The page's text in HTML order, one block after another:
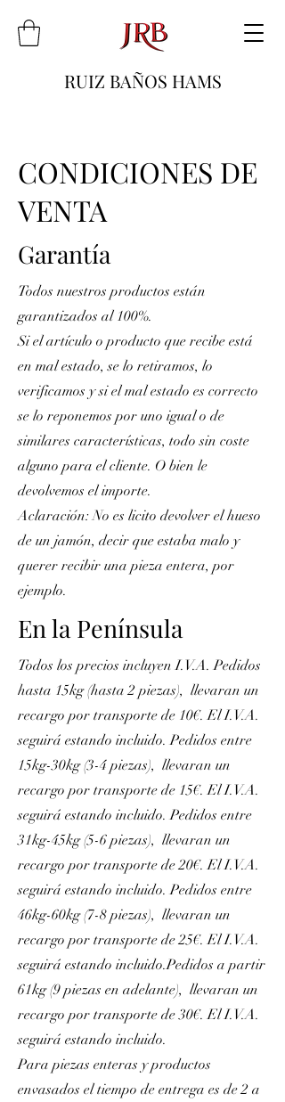
RUIZ BAÑOS HAMS
CONDICIONES DE
VENTA
Garantía
Todos nuestros productos están
garantizados al 100%.
Si el artículo o producto que recibe está
en mal estado, se lo retiramos, lo
verificamos y si el mal estado es correcto
se lo reponemos por uno igual o de
similares características, todo sin coste
alguno para el cliente. O bien le
devolvemos el importe.
Aclaración: No es licito devolver el hueso
de un jamón, decir que estaba malo y
querer recibir una pieza entera, por
ejemplo.
En la Península
Todos los precios incluyen I.V.A. Pedidos
hasta 15kg (hasta 2 piezas), llevaran un
recargo por transporte de 10€. El I.V.A.
seguirá estando incluido. Pedidos entre
15kg-30kg (3-4 piezas), llevaran un
recargo por transporte de 15€. El I.V.A.
seguirá estando incluido. Pedidos entre
31kg-45kg (5-6 piezas), llevaran un
recargo por transporte de 20€. El I.V.A.
seguirá estando incluido. Pedidos entre
46kg-60kg (7-8 piezas), llevaran un
recargo por transporte de 25€. El I.V.A.
seguirá estando incluido.Pedidos a partir
61kg (9 piezas en adelante), llevaran un
recargo por transporte de 30€. El I.V.A.
seguirá estando incluido.
Para piezas enteras y productos
envasados el tiempo de entrega es de 2 a